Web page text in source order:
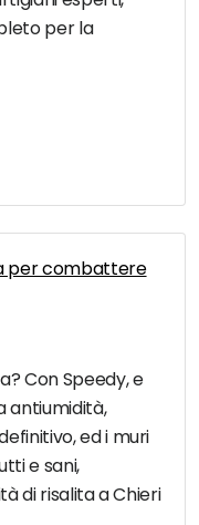
per la
per combattere
Con Speedy, e
antiumidità,
ed i muri
e sani,
di risalita a Chieri